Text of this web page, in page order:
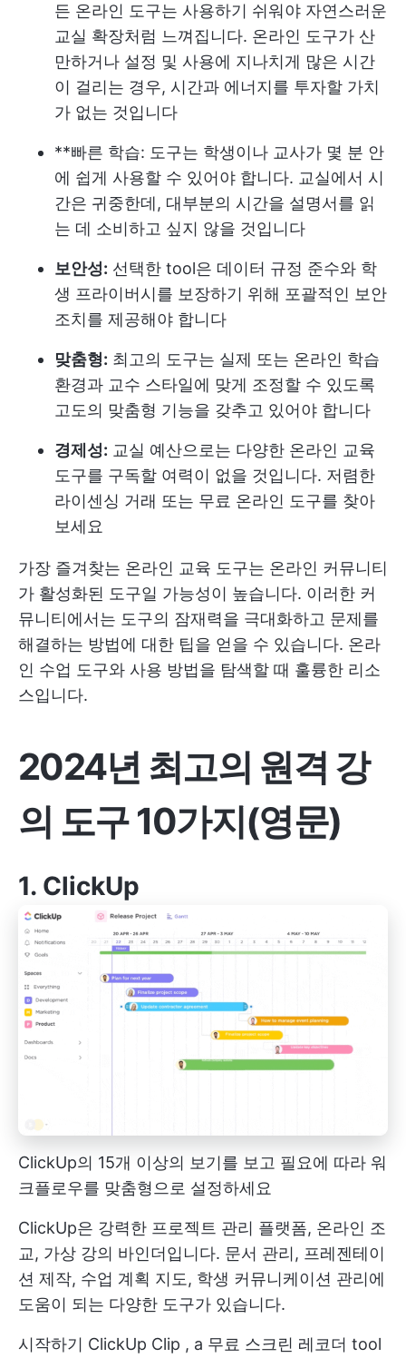
든 온라인 도구는 사용하기 쉬워야 자연스러운
교실 확장처럼 느껴집니다. 온라인 도구가 산
만하거나 설정 및 사용에 지나치게 많은 시간
이 걸리는 경우, 시간과 에너지를 투자할 가치
가 없는 것입니다
**빠른 학습: 도구는 학생이나 교사가 몇 분 안
에 쉽게 사용할 수 있어야 합니다. 교실에서 시
간은 귀중한데, 대부분의 시간을 설명서를 읽
는 데 소비하고 싶지 않을 것입니다
보안성: 선택한 tool은 데이터 규정 준수와 학
생 프라이버시를 보장하기 위해 포괄적인 보안
조치를 제공해야 합니다
맞춤형: 최고의 도구는 실제 또는 온라인 학습
환경과 교수 스타일에 맞게 조정할 수 있도록
고도의 맞춤형 기능을 갖추고 있어야 합니다
경제성: 교실 예산으로는 다양한 온라인 교육
도구를 구독할 여력이 없을 것입니다. 저렴한
라이센싱 거래 또는 무료 온라인 도구를 찾아
보세요
가장 즐겨찾는 온라인 교육 도구는 온라인 커뮤니티
가 활성화된 도구일 가능성이 높습니다. 이러한 커
뮤니티에서는 도구의 잠재력을 극대화하고 문제를
해결하는 방법에 대한 팁을 얻을 수 있습니다. 온라
인 수업 도구와 사용 방법을 탐색할 때 훌륭한 리소
스입니다.
2024년 최고의 원격 강
의 도구 10가지(영문)
1. ClickUp
ClickUp의 15개 이상의 보기를 보고 필요에 따라 워
크플로우를 맞춤형으로 설정하세요
ClickUp은 강력한 프로젝트 관리 플랫폼, 온라인 조
교, 가상 강의 바인더입니다. 문서 관리, 프레젠테이
션 제작, 수업 계획 지도, 학생 커뮤니케이션 관리에
도움이 되는 다양한 도구가 있습니다.
시작하기 ClickUp Clip , a 무료 스크린 레코더 tool